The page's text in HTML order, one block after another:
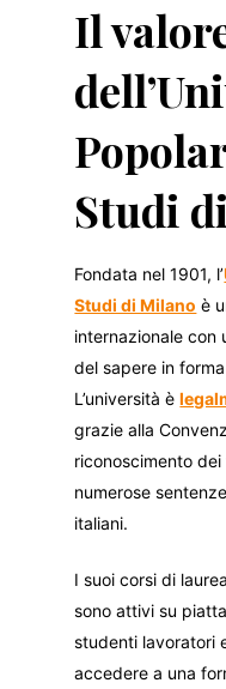
Il
Studi
Fondata nel 1901, l’
Studi di Milano è
internazionale con
del sapere in
L’università è
grazie alla
riconoscimento
numerose
italiani.
I suoi corsi di
sono attivi su
studenti lavoratori
accedere a una